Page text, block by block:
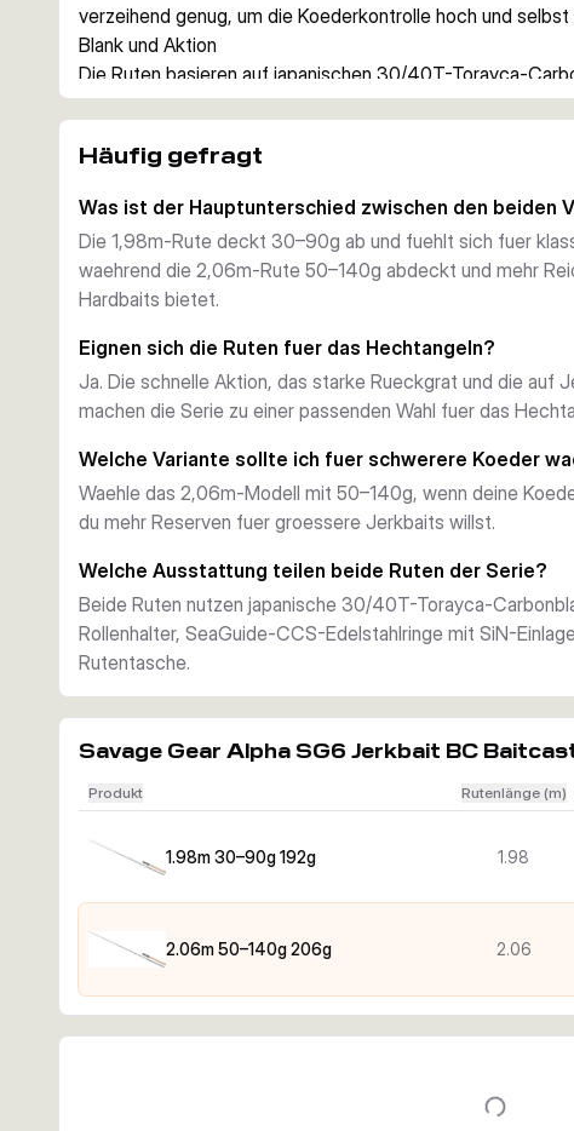
verzeihend genug, um die Koederkontrolle hoch und
Blank und Aktion
Die Ruten basieren auf japanischen 30/40T-Torayca-
kraftvollem Unterteil. Das hilft beim Twitchen und Fuehren
Ausstattung und Handling
Edelstahlringe mit SiN-Einlagen auf intensive
werden mit einer einsatzbereiten Rutentasche geliefert.
Welche Variante passt
Die 1,98m-Version mit 30–90g eignet sich fuer ein
Jerkbaits und vielseitiges Hechtangeln. Die 2,06m-
du mehr Wurfweite und zusaetzliche Kraft fuer schwerere
Häufig gefragt
Was ist der Hauptunterschied zwischen den beiden
Die 1,98m-Rute deckt 30–90g ab und fuehlt sich fuer
waehrend die 2,06m-Rute 50–140g abdeckt und mehr
Hardbaits bietet.
Eignen sich die Ruten fuer das Hechtangeln?
Ja. Die schnelle Aktion, das starke Rueckgrat und die auf
machen die Serie zu einer passenden Wahl fuer das
Welche Variante sollte ich fuer schwerere Koeder
Waehle das 2,06m-Modell mit 50–140g, wenn deine
du mehr Reserven fuer groessere Jerkbaits willst.
Welche Ausstattung teilen beide Ruten der Serie?
Beide Ruten nutzen japanische 30/40T-Torayca-
Rollenhalter, SeaGuide-CCS-Edelstahlringe mit SiN-
Rutentasche.
Savage Gear Alpha SG6 Jerkbait BC
Produkt Rutenlänge (m)
1.98m 30–90g 192g 1.98
2.06m 50–140g 206g 2.06